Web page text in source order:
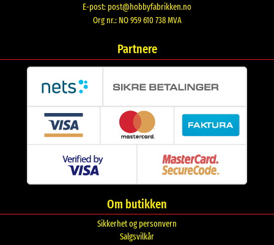
E-post: post@hobbyfabrikken.no
Org nr.: NO 959 610 738 MVA
Partnere
Om butikken
Sikkerhet og personvern
Salgsvilkår